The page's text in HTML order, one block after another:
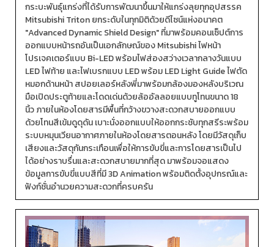
กระบะพันธุ์แกร่งที่ได้รับการพัฒนาขึ้นมาให้แกร่งลุยทุกอุปสรรค
Mitsubishi Triton ยกระดับในทุกมิติด้วยดีไซน์แห่งอนาคต
"Advanced Dynamic Shield Design" ที่มาพร้อมคอนเซ็ปต์การ
ออกแบบหน้ารถอันเป็นเอกลักษณ์ของ Mitsubishi ไฟหน้า
โปรเจคเตอร์แบบ Bi-LED พร้อมไฟส่องสว่างเวลากลางวันแบบ
LED ไฟท้าย และไฟเบรกแบบ LED พร้อม LED Light Guide ไฟตัด
หมอกด้านหน้า สปอยเลอร์หลังพี่มาพร้อมกล้องมองหลังบริเวณ
มือเปิดประตูท้ายและโดดเด่นด้วยล้ออัลลอยแบบทูโทนขนาด 18
นิ้ว ภายในห้องโดยสารมีพื้นที่กว้างขวางสะดวกสบายออกแบบ
ด้วยโทนสีเข้มดูดุดัน เบาะนั่งออกแบบให้ออกกระชับทุกสรีระพร้อม
ระบบหมุนเวียนอากาศภายในห้องโดยสารตอนหลัง โดยมีวัสดุเก็บ
เสียงและวัสดุกันกระเทือนเพื่อให้การขับขี่และการโดยสารเป็นไป
ได้อย่างราบรื่นและสะดวกสบายมากที่สุด มาพร้อมจอแสดง
ข้อมูลการขับขี่แบบสีที่มี 3D Animation พร้อมติดตั้งอุปกรณ์และ
ฟังก์ชั่นอำนวยความสะดวกที่ครบครัน